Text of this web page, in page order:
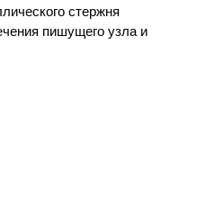
стержня
пишущего узла и